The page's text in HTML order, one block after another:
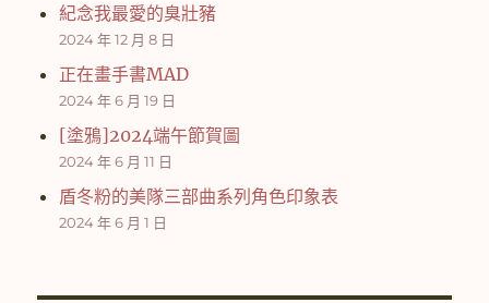
紀念我最愛的臭壯豬
2024 年 12 月 8 日
正在畫手書MAD
2024 年 6 月 19 日
[塗鴉]2024端午節賀圖
2024 年 6 月 11 日
盾冬粉的美隊三部曲系列角色印象表
2024 年 6 月 1 日